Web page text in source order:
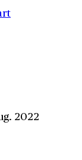
2022